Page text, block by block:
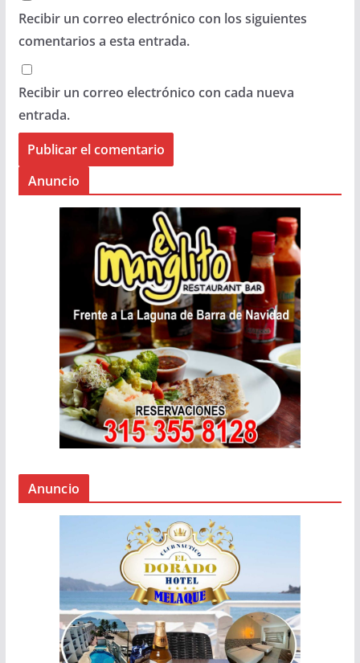
Recibir un correo electrónico con los siguientes
comentarios a esta entrada.
Recibir un correo electrónico con cada nueva
entrada.
Anuncio
Anuncio